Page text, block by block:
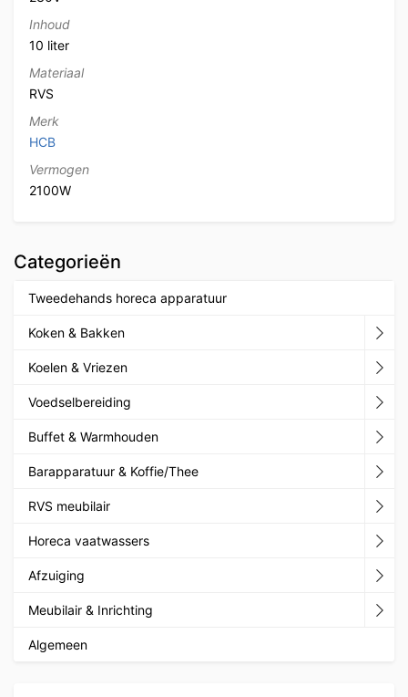
Inhoud
10 liter
Materiaal
RVS
Merk
HCB
Vermogen
2100W
Categorieën
Tweedehands horeca apparatuur
Koken & Bakken
Koelen & Vriezen
Voedselbereiding
Buffet & Warmhouden
Barapparatuur & Koffie/Thee
RVS meubilair
Horeca vaatwassers
Afzuiging
Meubilair & Inrichting
Algemeen